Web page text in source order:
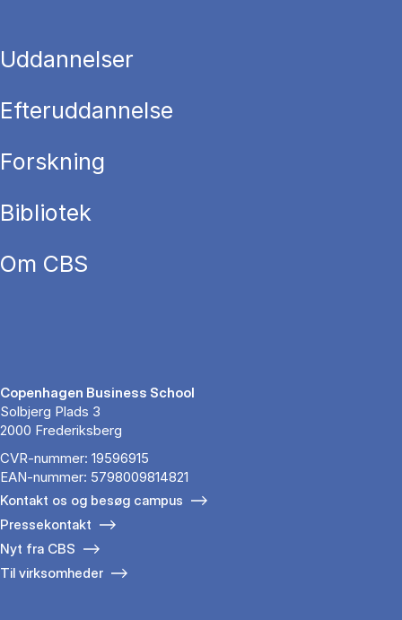
Uddannelser
Efteruddannelse
Forskning
Bibliotek
Om CBS
Copenhagen Business School
Solbjerg Plads 3
2000 Frederiksberg
CVR-nummer: 19596915
EAN-nummer: 5798009814821
Kontakt os og besøg campus
Pressekontakt
Nyt fra CBS
Til virksomheder